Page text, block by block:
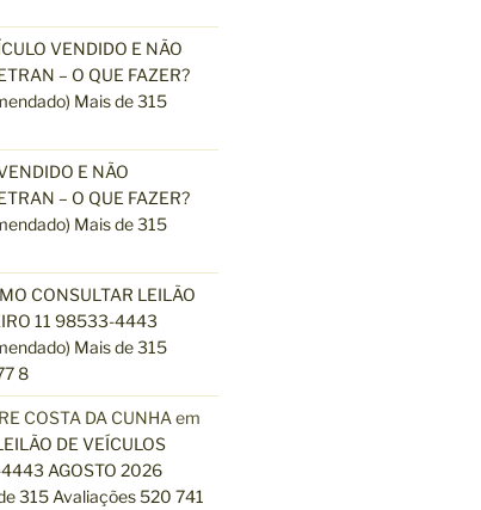
VENDIDO E NÃO
– O QUE FAZER?
Mais de 315
E NÃO
– O QUE FAZER?
Mais de 315
CONSULTAR LEILÃO
11 98533-4443
Mais de 315
8
COSTA DA CUNHA em
DE VEÍCULOS
AGOSTO 2026
315 Avaliações 520 741